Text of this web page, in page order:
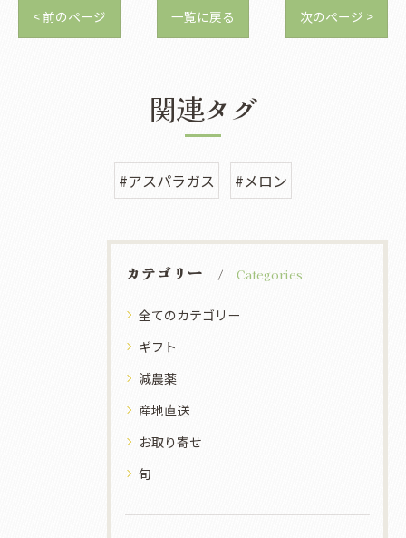
< 前のページ 一覧に戻る 次のページ >
関連タグ
#アスパラガス #メロン
カテゴリー Categories
全てのカテゴリー
ギフト
減農薬
産地直送
お取り寄せ
旬